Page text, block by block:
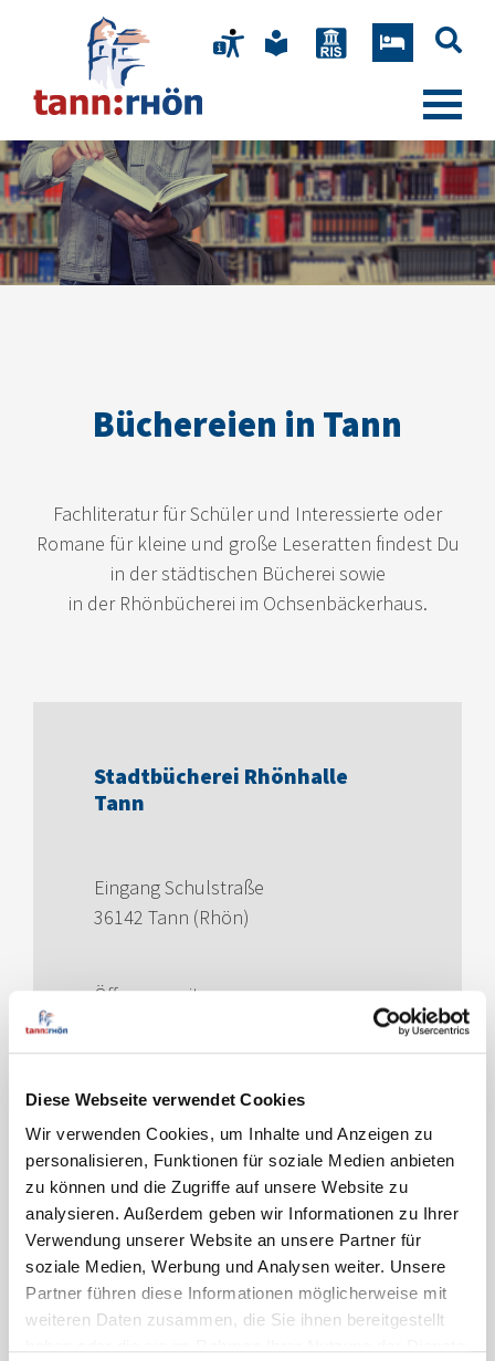
Diese Webseite verwendet Cookies
Wir verwenden Cookies, um Inhalte und Anzeigen zu
personalisieren, Funktionen für soziale Medien anbieten
zu können und die Zugriffe auf unsere Website zu
analysieren. Außerdem geben wir Informationen zu Ihrer
Verwendung unserer Website an unsere Partner für
soziale Medien, Werbung und Analysen weiter. Unsere
Partner führen diese Informationen möglicherweise mit
weiteren Daten zusammen, die Sie ihnen bereitgestellt
Büchereien in Tann
Fachliteratur für Schüler und Interessierte oder
Romane für kleine und große Leseratten findest Du
in der städtischen Bücherei sowie
in der Rhönbücherei im Ochsenbäckerhaus.
Stadtbücherei Rhönhalle
Tann
Eingang Schulstraße
36142 Tann (Rhön)
Öffnungszeiten:
Rhönbücherei
Ochsenbäckerhaus